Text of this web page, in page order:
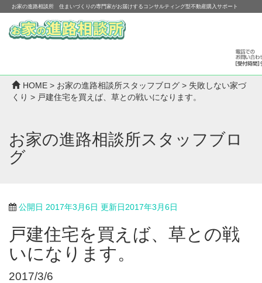
お家の進路相談所 住まいづくりの専門家がお届けするコンサルティング型不動産購入サポート
HOME > お家の進路相談所スタッフブログ > 失敗しない家づ
くり > 戸建住宅を買えば、草との戦いになります。
お家の進路相談所スタッフブロ
グ
公開日 2017年3月6日 更新日2017年3月6日
戸建住宅を買えば、草との戦
いになります。
2017/3/6